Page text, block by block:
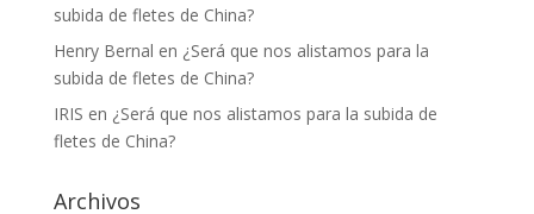
subida de fletes de China?
Henry Bernal en ¿Será que nos alistamos para la
subida de fletes de China?
IRIS en ¿Será que nos alistamos para la subida de
fletes de China?
Archivos